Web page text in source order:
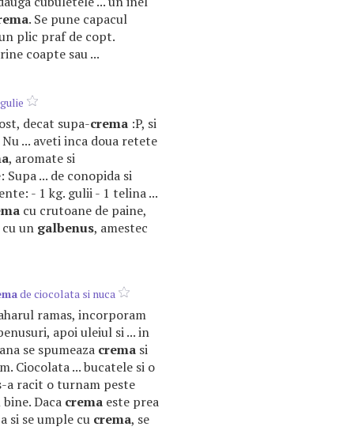
. Se pune capacul
plic praf de copt.
coapte sau ...
decat supa-crema :P, si
... aveti inca doua retete
, aromate si
... de conopida si
- 1 kg. gulii - 1 telina ...
cu crutoane de paine,
un galbenus, amestec
de ciocolata si nuca
ramas, incorporam
apoi uleiul si ... in
se spumeaza crema si
Ciocolata ... bucatele si o
a racit o turnam peste
Daca crema este prea
si se umple cu crema, se